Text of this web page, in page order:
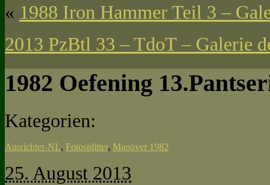
« 1988 Iron Hammer Teil 3 –
2013 PzBtl 33 – TdoT – Galerie
1982 Oefening
Kategorien:
Ausrichter-NL, Fotosplitter, Manöver 1982
25. August 2013